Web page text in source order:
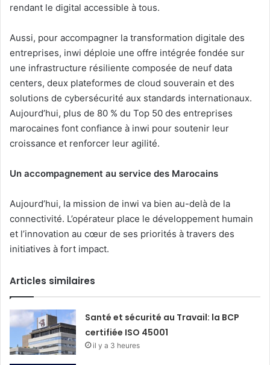
rendant le digital accessible à tous.
Aussi, pour accompagner la transformation digitale des
entreprises, inwi déploie une offre intégrée fondée sur
une infrastructure résiliente composée de neuf data
centers, deux plateformes de cloud souverain et des
solutions de cybersécurité aux standards internationaux.
Aujourd’hui, plus de 80 % du Top 50 des entreprises
marocaines font confiance à inwi pour soutenir leur
croissance et renforcer leur agilité.
Un accompagnement au service des Marocains
Aujourd’hui, la mission de inwi va bien au-delà de la
connectivité. L’opérateur place le développement humain
et l’innovation au cœur de ses priorités à travers des
initiatives à fort impact.
Articles similaires
Santé et sécurité au Travail: la BCP
certifiée ISO 45001
il y a 3 heures